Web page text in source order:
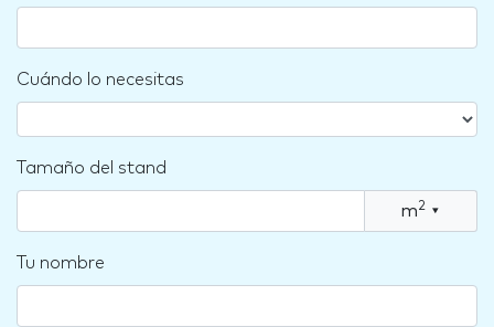
Cuándo lo necesitas
Tamaño del stand
m2 ▾
Tu nombre